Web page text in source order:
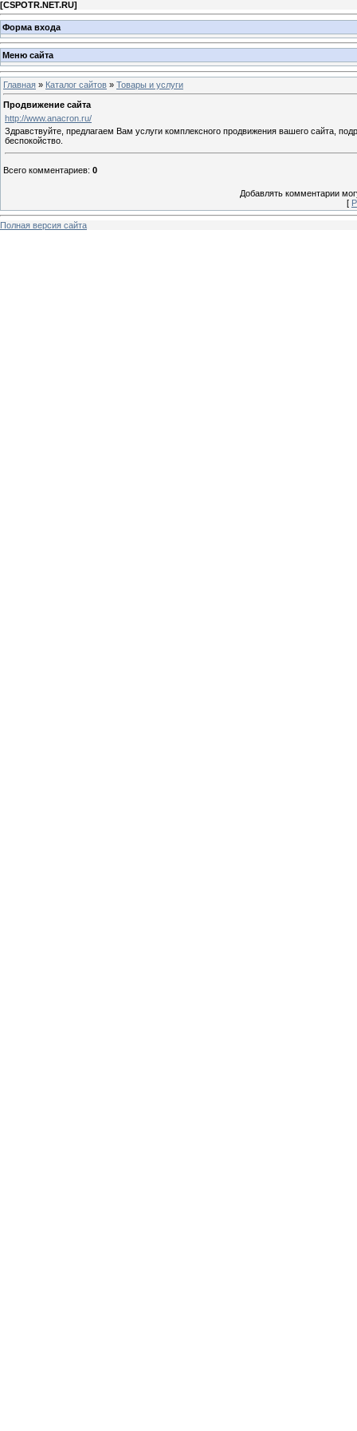
[CSPOTR.NET.RU]
Форма входа
Меню сайта
Главная » Каталог сайтов » Товары и услуги
Продвижение сайта
http://www.anacron.ru/
Здравствуйте, предлагаем Вам услуги комплексного продвижения вашего сайта,
беспокойство.
Всего комментариев: 0
Добавлять комментарии
[
Полная версия сайта